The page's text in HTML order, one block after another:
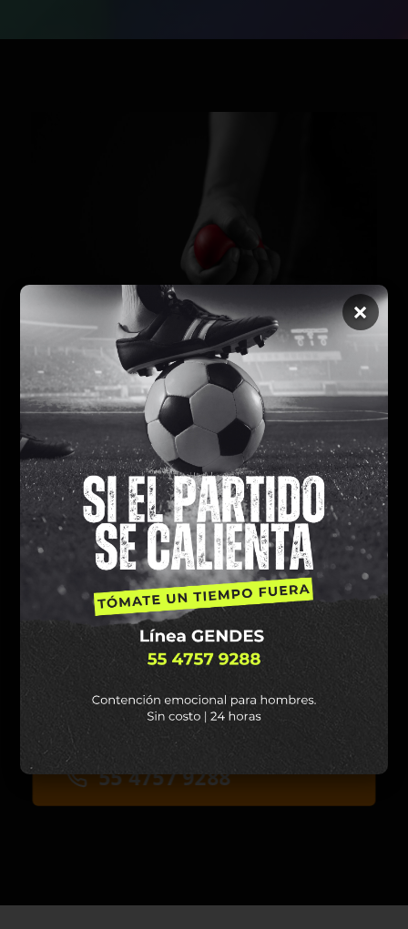
Línea GENDES
Hombre: si te sientes enojado, triste, en
tensión, abrumado o bajo presión,
¡llámanos!
No estás solo, estamos aquí para
apoyarte.
Servicio sin costo, 24 horas, 365 días del
año.
55 4757 9288
×